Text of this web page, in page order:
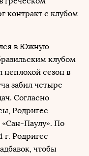
контракт с клубом
в Южную
клубом
сезон в
забил четыре
Согласно
Родригес
«Сан-Паулу». По
г. Родригес
чтобы